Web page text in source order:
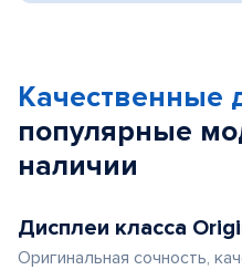
Качественные
популярные
наличии
Дисплеи класса
Оригинальная сочность,